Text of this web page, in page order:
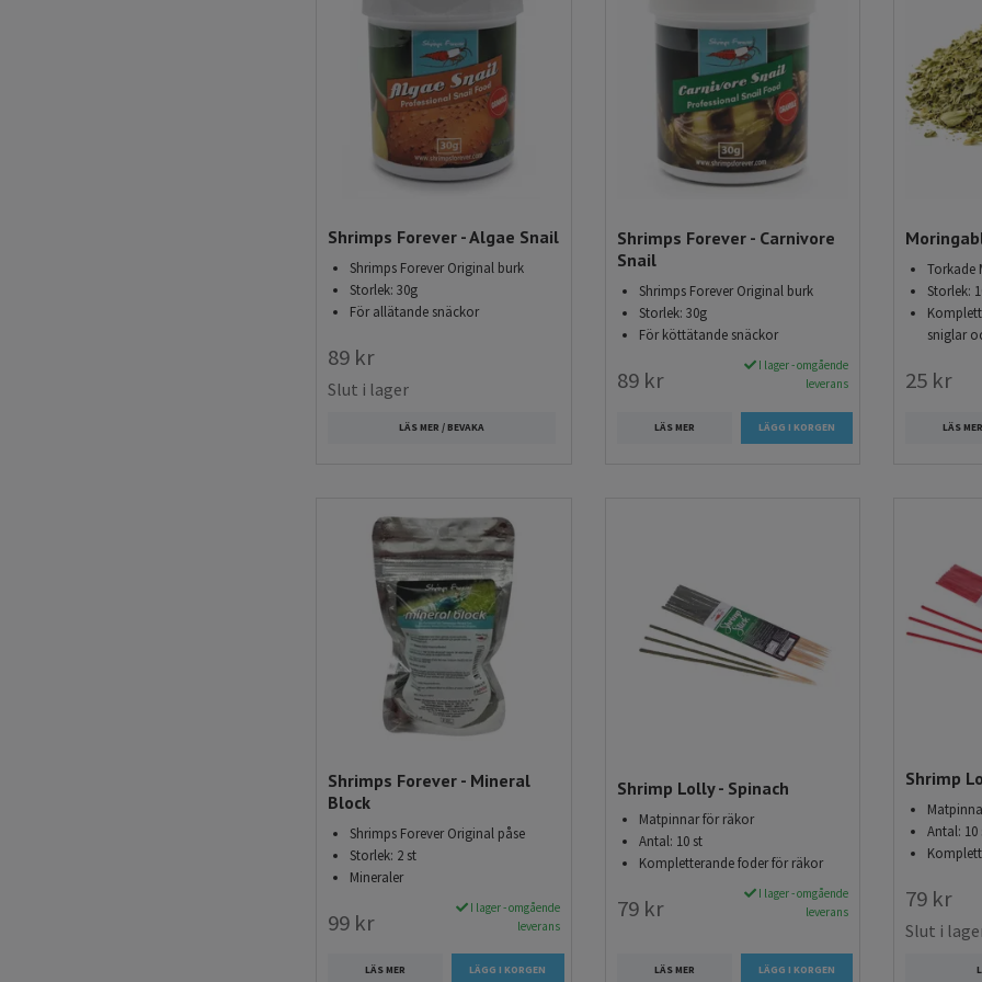
Köp räkfoder och mat till dina räkor online hos Akvarieimporten
Hos oss hittar du allt för att hålla dina räkor välmående och friska. Vi erbjuder:
Fri frakt på ordrar över 699 kr
Snabb leverans på 1–3 dagar
Noga utvalt sortiment av högkvalitativt räkfoder
Shrimps Forever - Algae Snail
Shrimps Forever Original burk
Storlek: 30g
För allätande snäckor
89 kr
Slut i lager
LÄS MER / BEVAKA
Shrimps Forever - Carnivore
Snail
Shrimps Forever Original burk
Storlek: 30g
För köttätande snäckor
89 kr
I lager - omgående
leverans
LÄS MER
Torkade
Storlek:
sniglar
25 kr
LÄS MER
Shrimps Forever - Mineral
Block
Shrimps Forever Original påse
Storlek: 2 st
Mineraler
99 kr
I lager - omgående
leverans
LÄS MER
Shrimp Lolly - Spinach
Matpinnar för räkor
Antal: 10 st
Kompletterande foder för räkor
79 kr
I lager - omgående
leverans
LÄS MER
Shrimp
Antal: 10
79 kr
Slut i